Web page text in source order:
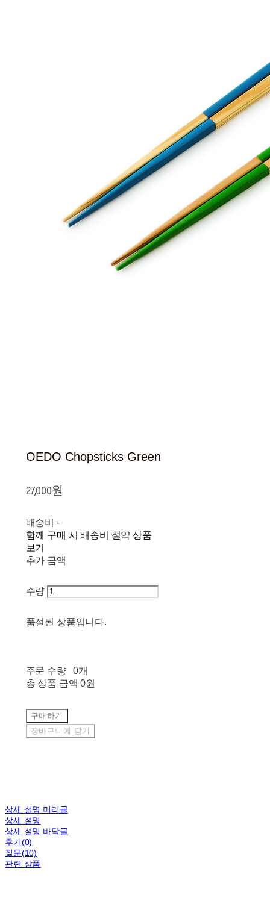
OEDO Chopsticks Green
27,000원
배송비 -
함께 구매 시 배송비 절약 상품
보기
추가 금액
수량
품절된 상품입니다.
주문 수량
0개
총 상품 금액 0원
구매하기
장바구니에 담기
상세 설명 머리글
상세 설명
상세 설명 바닥글
후기(0)
질문(10)
관련 상품